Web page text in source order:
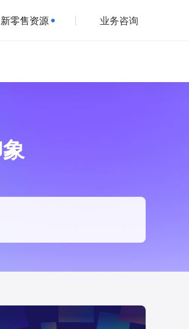
新零售资源 业务咨询